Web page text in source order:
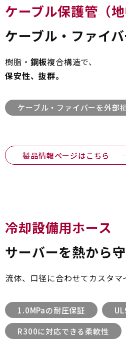
ケーブル保護管（地
ケーブル・ファイ
樹脂・ 鋼板複合構造で、
保安性、抜群。
ケーブル・ファイバーを外部
製品情報ページはこちら
冷却設備用ホース
サーバーを熱から守
流体、口径に合わせてカスタマ
1.0MPaの耐圧保証
R300に対応できる柔軟性